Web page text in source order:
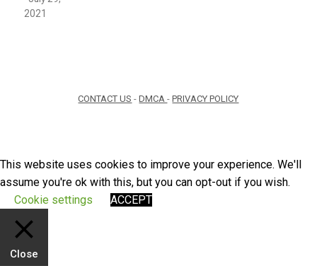
2021
CONTACT US -DMCA-PRIVACY POLICY
This website uses cookies to improve your experience. We'll
assume you're ok with this, but you can opt-out if you wish.
Cookie settings
ACCEPT
Close